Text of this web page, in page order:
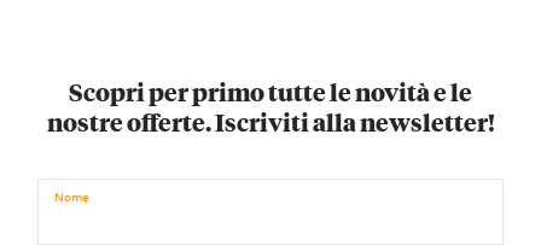
Scopri per primo tutte le novità e le
nostre offerte. Iscriviti alla newsletter!
Nome